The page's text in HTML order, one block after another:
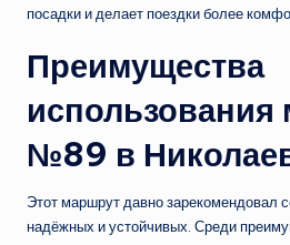
посадки и делает поездки более
Преимущества
использования
№89 в
Этот маршрут давно зарекомендовал
надёжных и устойчивых. Среди